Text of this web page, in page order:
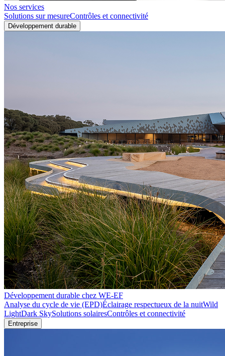
Nos services
Solutions sur mesureContrôles et connectivité
Développement durable
Développement durable chez WE-EF
Analyse du cycle de vie (EPD)Éclairage respectueux de la nuitWild
LightDark SkySolutions solairesContrôles et connectivité
Entreprise